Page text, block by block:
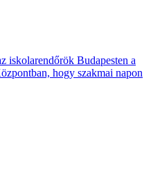
iskolarendőrök Budapesten a
hogy szakmai napon